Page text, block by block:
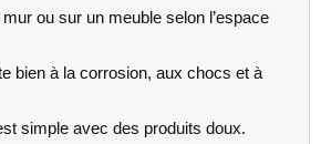
ou sur un meuble selon l’espace
bien à la corrosion, aux chocs et à
simple avec des produits doux.